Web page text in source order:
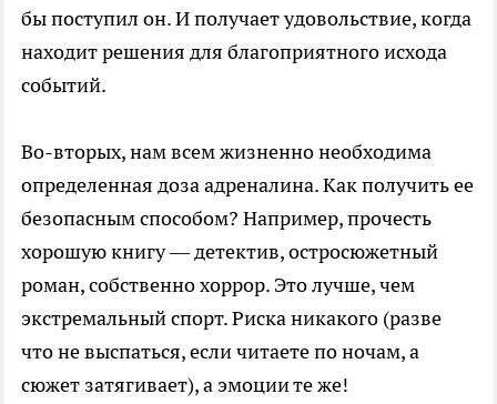
бы поступил он. И получает удовольствие, когда
находит решения для благоприятного исхода
событий.
Во-вторых, нам всем жизненно необходима
определенная доза адреналина. Как получить ее
безопасным способом? Например, прочесть
хорошую книгу — детектив, остросюжетный
роман, собственно хоррор. Это лучше, чем
экстремальный спорт. Риска никакого (разве
что не выспаться, если читаете по ночам, а
сюжет затягивает), а эмоции те же!